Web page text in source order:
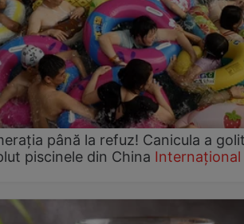
până la refuz! Canicula a
piscinele din China Internațional